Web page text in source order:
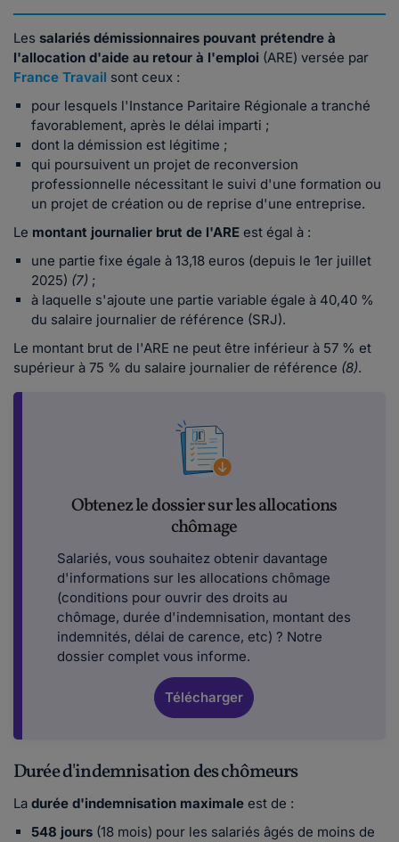
Les salariés démissionnaires pouvant prétendre à
l'allocation d'aide au retour à l'emploi (ARE) versée par
France Travail sont ceux :
pour lesquels l'Instance Paritaire Régionale a tranché
favorablement, après le délai imparti ;
dont la démission est légitime ;
qui poursuivent un projet de reconversion
professionnelle nécessitant le suivi d'une formation ou
un projet de création ou de reprise d'une entreprise.
Le montant journalier brut de l'ARE est égal à :
une partie fixe égale à 13,18 euros (depuis le 1er juillet
2025) (7) ;
à laquelle s'ajoute une partie variable égale à 40,40 %
du salaire journalier de référence (SRJ).
Le montant brut de l'ARE ne peut être inférieur à 57 % et
supérieur à 75 % du salaire journalier de référence (8).
Obtenez le dossier sur les allocations
chômage
Salariés, vous souhaitez obtenir davantage
d'informations sur les allocations chômage
(conditions pour ouvrir des droits au
chômage, durée d'indemnisation, montant des
indemnités, délai de carence, etc) ? Notre
dossier complet vous informe.
Télécharger
Durée d'indemnisation des chômeurs
La durée d'indemnisation maximale est de :
548 jours (18 mois) pour les salariés âgés de moins de